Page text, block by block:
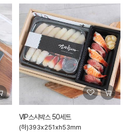
VIP스시박스 50세트
(하)393x251xh53mm